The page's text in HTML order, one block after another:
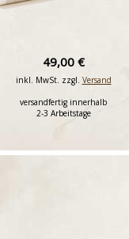
49,00 €
inkl. MwSt. zzgl. Versand
versandfertig innerhalb
2-3 Arbeitstage